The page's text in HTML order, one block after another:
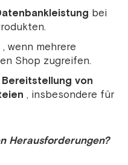
bei
, wenn mehrere
Shop zugreifen.
von
, insbesondere für
Herausforderungen?